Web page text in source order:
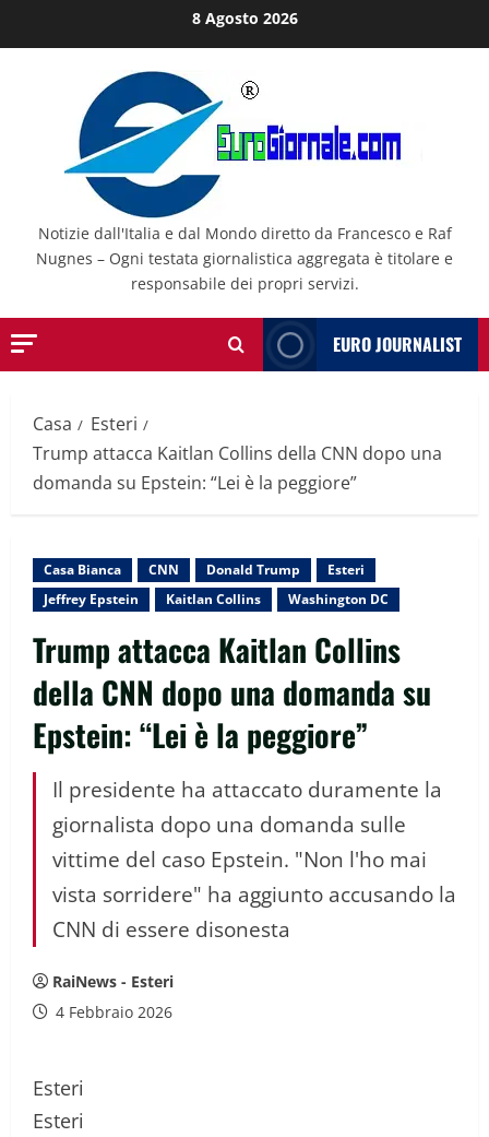
al
8 Agosto 2026
Notizie dall'Italia e dal Mondo diretto da Francesco e Raf
Nugnes – Ogni testata giornalistica aggregata è titolare e
responsabile dei propri servizi.
EURO JOURNALIST
Casa
Esteri
Trump attacca Kaitlan Collins della CNN dopo una
domanda su Epstein: “Lei è la peggiore”
Casa Bianca CNN Donald Trump
Esteri
Jeffrey Epstein
Kaitlan Collins Washington DC
Trump attacca Kaitlan Collins
della CNN dopo una domanda su
Epstein: “Lei è la peggiore”
Il presidente ha attaccato duramente la
giornalista dopo una domanda sulle
vittime del caso Epstein. "Non l'ho mai
vista sorridere" ha aggiunto accusando la
CNN di essere disonesta
RaiNews - Esteri
4 Febbraio 2026
Esteri
Esteri